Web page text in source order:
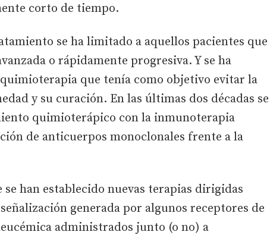
corto de tiempo.
se ha limitado a aquellos pacientes que
o rápidamente progresiva. Y se ha
que tenía como objetivo evitar la
y su curación. En las últimas dos décadas se
quimioterápico con la inmunoterapia
de anticuerpos monoclonales frente a la
se han establecido nuevas terapias dirigidas
generada por algunos receptores de
administrados junto (o no) a